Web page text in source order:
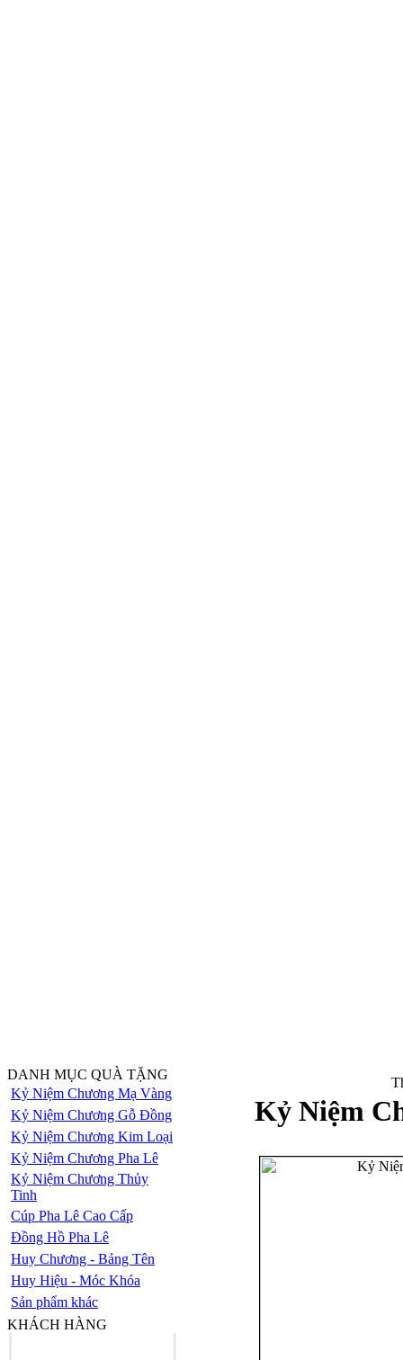
DANH MỤC QUÀ TẶNG
Kỷ Niệm Chương Mạ Vàng
Kỷ Niệm Chương Gỗ Đồng
Kỷ Niệm Chương Kim Loại
Kỷ Niệm Chương Pha Lê
Kỷ Niệm Chương Thủy
Tinh
Cúp Pha Lê Cao Cấp
Đồng Hồ Pha Lê
Huy Chương - Bảng Tên
Huy Hiệu - Móc Khóa
Sản phẩm khác
KHÁCH HÀNG
Kỷ Niệm